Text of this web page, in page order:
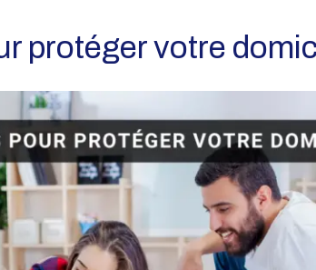
protéger votre